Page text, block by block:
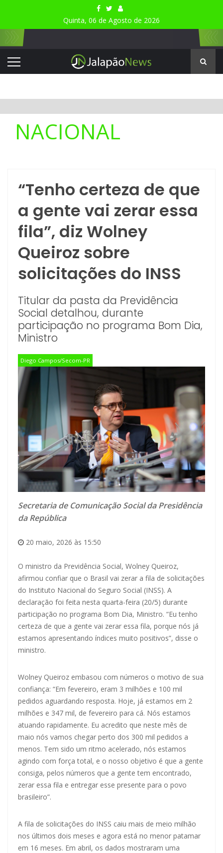
Quinta, 06 de Agosto de 2026
NACIONAL
“Tenho certeza de que
a gente vai zerar essa
fila”, diz Wolney
Queiroz sobre
solicitações do INSS
Titular da pasta da Previdência
Social detalhou, durante
participação no programa Bom Dia,
Ministro
Diego Campos/Secom-PR
Secretaria de Comunicação Social da Presidência
da República
20 maio, 2026 às 15:50
O ministro da Previdência Social, Wolney Queiroz,
afirmou confiar que o Brasil vai zerar a fila de solicitações
do Instituto Nacional do Seguro Social (INSS). A
declaração foi feita nesta quarta-feira (20/5) durante
participação no programa Bom Dia, Ministro. “Eu tenho
certeza de que a gente vai zerar essa fila, porque nós já
estamos apresentando índices muito positivos”, disse o
ministro.
Wolney Queiroz embasou com números o motivo de sua
confiança: “Em fevereiro, eram 3 milhões e 100 mil
pedidos aguardando resposta. Hoje, já estamos em 2
milhões e 347 mil, de fevereiro para cá. Nós estamos
atuando rapidamente. Eu acredito que neste mês de
maio nós vamos chegar perto dos 300 mil pedidos a
menos. Tem sido um ritmo acelerado, nós estamos
agindo com força total, e o nosso objetivo é que a gente
consiga, pelos números que a gente tem encontrado,
zerar essa fila e entregar esse presente para o povo
brasileiro”.
A fila de solicitações do INSS caiu mais de meio milhão
nos últimos dois meses e agora está no menor patamar
em 16 meses. Em abril, os dados mostraram uma